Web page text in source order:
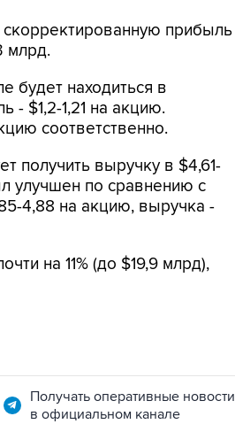
прибыль
млрд.
будет находиться в
- $1,2-1,21 на акцию.
соответственно.
получить выручку в $4,61-
улучшен по сравнению с
4,88 на акцию, выручка -
на 11% (до $19,9 млрд),
Получать оперативные новости
в официальном канале